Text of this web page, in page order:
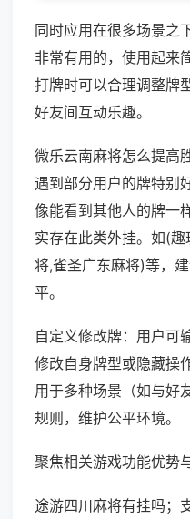
同时应用在很多场景之
非常有用的，使用起来
打牌时可以合理调整牌
好友间互动乐趣。
微乐云南麻将怎么提高
遇到部分用户的牌特别
像能看到其他人的牌一
实存在此类外挂。如(
将,雀圣广东麻将)等，
平。
自定义修改牌：用户可
修改自身牌型或隐藏操
用于多种场景（如与好
规则，维护公平环境。
聚焦相关游戏功能优势
途游四川麻将有挂吗；